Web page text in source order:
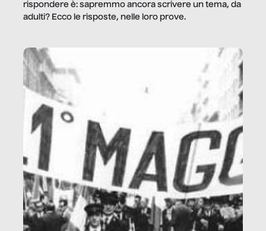
rispondere è: sapremmo ancora scrivere un tema, da
adulti? Ecco le risposte, nelle loro prove.